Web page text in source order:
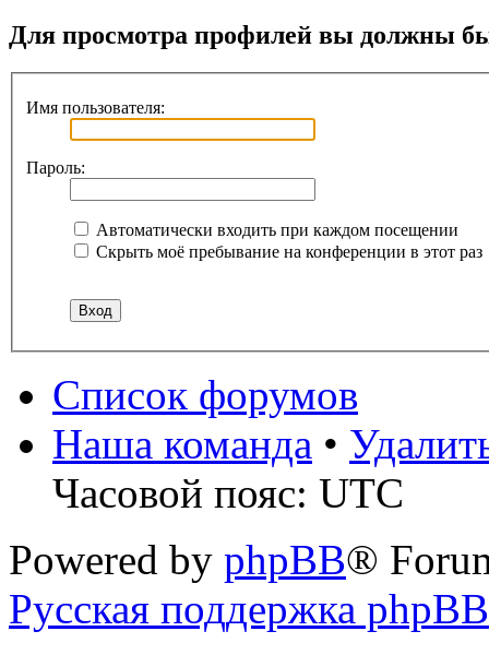
Для просмотра профилей вы должны
Имя пользователя:
Пароль:
Автоматически входить при каждом посещении
Скрыть моё пребывание на конференции в этот раз
Список форумов
Наша команда •
Часовой пояс: UTC
Powered by phpBB®
Русская поддержка phpBB